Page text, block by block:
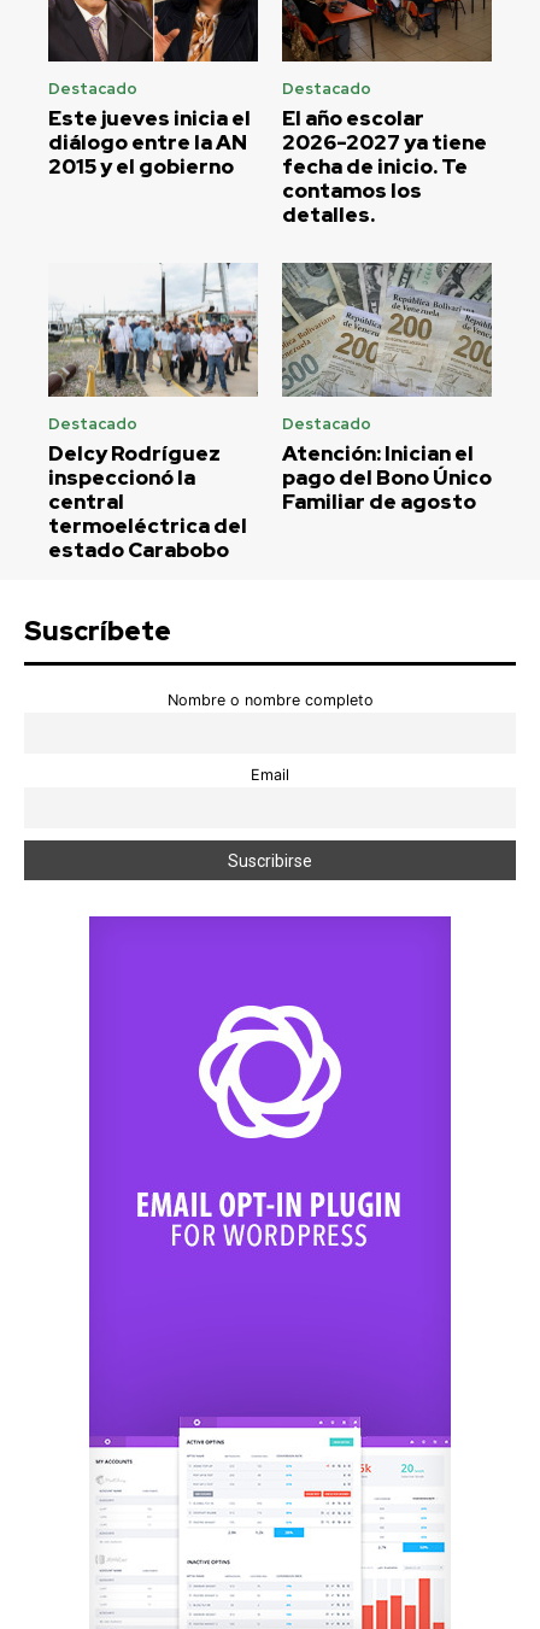
Destacado
Este jueves inicia el
diálogo entre la AN
2015 y el gobierno
Destacado
El año escolar
2026-2027 ya tiene
fecha de inicio. Te
contamos los
detalles.
Destacado
Delcy Rodríguez
inspeccionó la
central
termoeléctrica del
estado Carabobo
Destacado
Atención: Inician el
pago del Bono Único
Familiar de agosto
Suscríbete
Nombre o nombre completo
Email